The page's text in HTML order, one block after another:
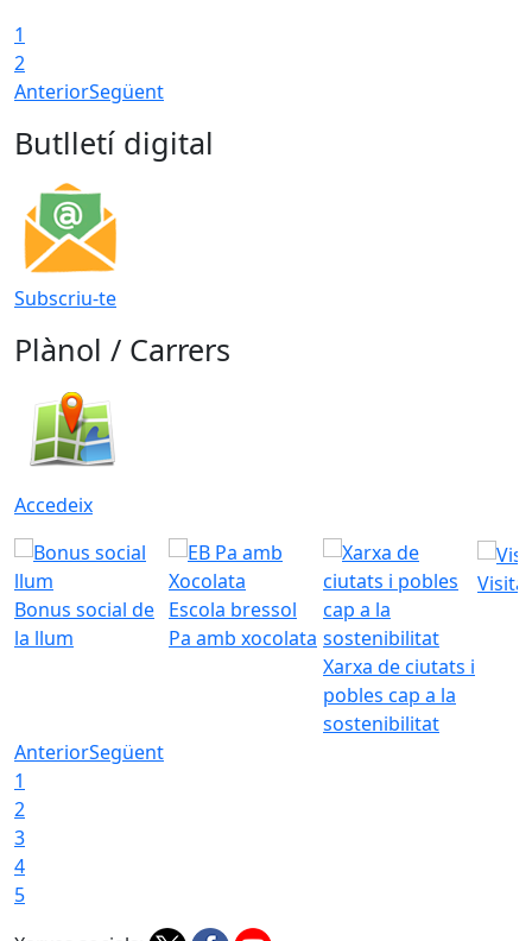
1
2
AnteriorSegüent
Butlletí digital
Subscriu-te
Plànol / Carrers
Accedeix
Bonus social de
la llum
Escola bressol
Pa amb xocolata
Xarxa de ciutats i
pobles cap a la
sostenibilitat
Visita
AnteriorSegüent
1
2
3
4
5